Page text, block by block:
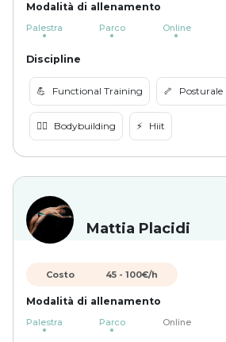
Modalità di allenamento
Palestra Parco Online
Discipline
💪 Functional Training 🦴 Posturale
🏋️‍♀️ Bodybuilding ⚡️ Hiit
Mattia Placidi
Costo 45 -100€/h
Modalità di allenamento
Palestra Parco Online